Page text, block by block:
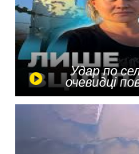
Удар по
очевидці